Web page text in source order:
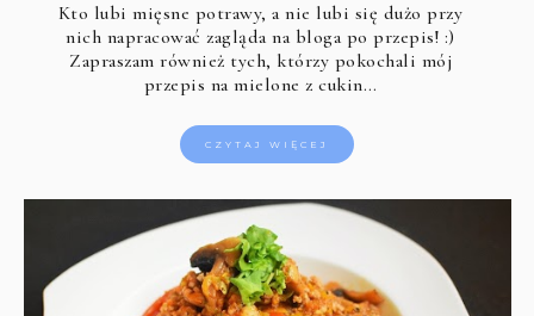
Kto lubi mięsne potrawy, a nie lubi się dużo przy
nich napracować zagląda na bloga po przepis! :)
Zapraszam również tych, którzy pokochali mój
przepis na mielone z cukin…
CZYTAJ WIĘCEJ